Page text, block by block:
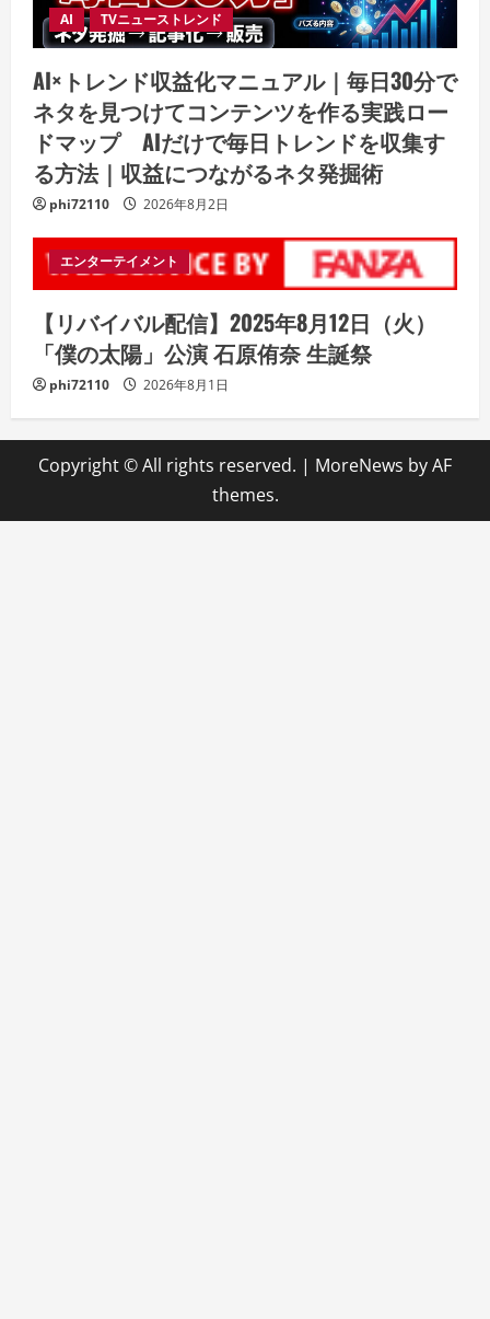
AI TVニューストレンド
AI×トレンド収益化マニュアル｜毎日30分で
ネタを見つけてコンテンツを作る実践ロー
ドマップ AIだけで毎日トレンドを収集す
る方法｜収益につながるネタ発掘術
phi72110 2026年8月2日
エンターテイメント
【リバイバル配信】2025年8月12日（火）
「僕の太陽」公演 石原侑奈 生誕祭
phi72110 2026年8月1日
Copyright © All rights reserved. | MoreNews by AF
themes.